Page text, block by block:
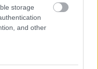
storage
and other